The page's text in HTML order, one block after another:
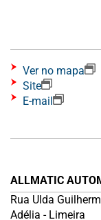
Ver no mapa
Site
E-mail
ALLMATIC
Rua Ulda
Adélia - Limeira